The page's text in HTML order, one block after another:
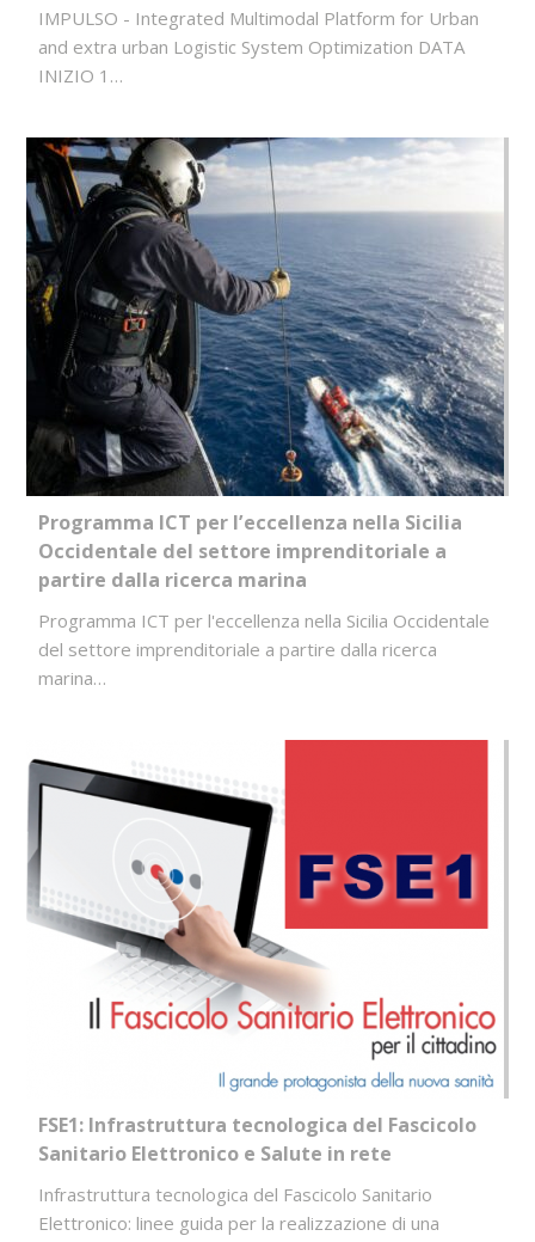
IMPULSO - Integrated Multimodal Platform for Urban
and extra urban Logistic System Optimization DATA
INIZIO 1…
Programma ICT per l’eccellenza nella Sicilia
Occidentale del settore imprenditoriale a
partire dalla ricerca marina
Programma ICT per l'eccellenza nella Sicilia Occidentale
del settore imprenditoriale a partire dalla ricerca
marina…
FSE1: Infrastruttura tecnologica del Fascicolo
Sanitario Elettronico e Salute in rete
Infrastruttura tecnologica del Fascicolo Sanitario
Elettronico: linee guida per la realizzazione di una